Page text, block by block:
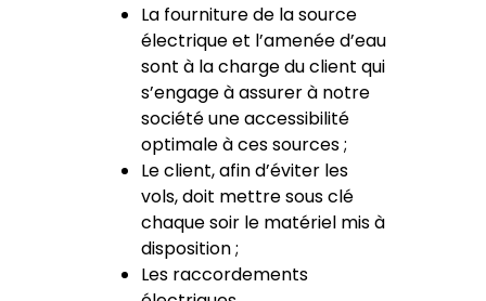
La fourniture de la source
électrique et l’amenée d’eau
sont à la charge du client qui
s’engage à assurer à notre
société une accessibilité
optimale à ces sources ;
Le client, afin d’éviter les
vols, doit mettre sous clé
chaque soir le matériel mis à
disposition ;
Les raccordements